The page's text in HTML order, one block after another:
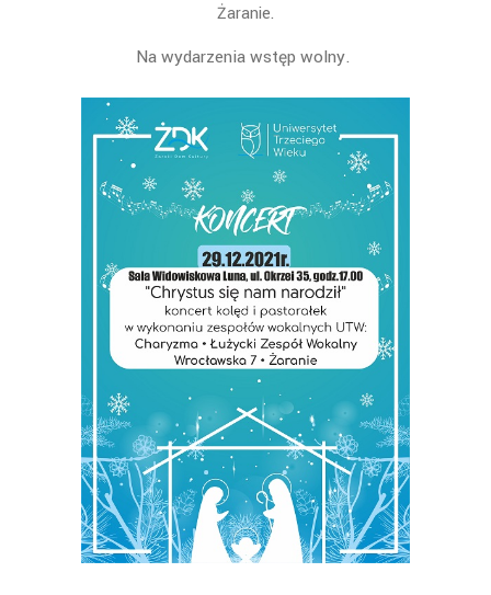
Żaranie.
Na wydarzenia wstęp wolny.